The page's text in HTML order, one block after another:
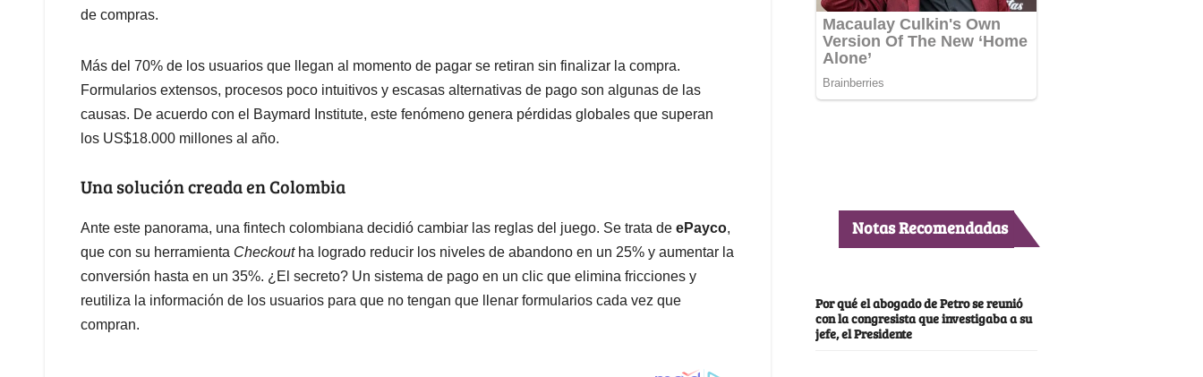
de compras.
Más del 70% de los usuarios que llegan al momento de pagar se retiran sin finalizar la compra.
Formularios extensos, procesos poco intuitivos y escasas alternativas de pago son algunas de las
causas. De acuerdo con el Baymard Institute, este fenómeno genera pérdidas globales que superan
los US$18.000 millones al año.
Una solución creada en Colombia
Ante este panorama, una fintech colombiana decidió cambiar las reglas del juego. Se trata de ePayco,
que con su herramienta Checkoutha logrado reducir los niveles de abandono en un 25% y aumentar la
conversión hasta en un 35%. ¿El secreto? Un sistema de pago en un clic que elimina fricciones y
reutiliza la información de los usuarios para que no tengan que llenar formularios cada vez que
compran.
Notas Recomendadas
Por qué el abogado de Petro se reunió
con la congresista que investigaba a su
jefe, el Presidente